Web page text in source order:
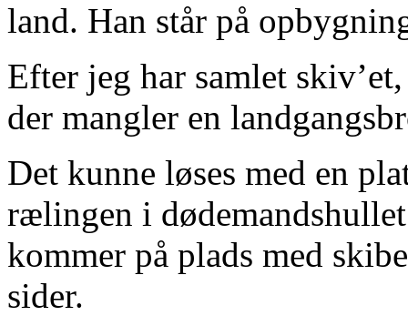
land. Han står på
Efter jeg har samlet
der mangler en
Det kunne løses med en
rælingen i
kommer på plads med
sider.